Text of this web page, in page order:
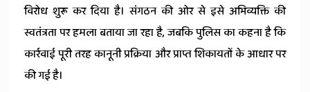
विरोध शुरू कर दिया है। संगठन की ओर से इसे अभिव्यक्ति की
स्वतंत्रता पर हमला बताया जा रहा है, जबकि पुलिस का कहना है कि
कार्रवाई पूरी तरह कानूनी प्रक्रिया और प्राप्त शिकायतों के आधार पर
की गई है।